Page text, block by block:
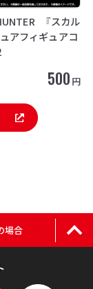
『スカル
アフィギュアコ
500 円
場合